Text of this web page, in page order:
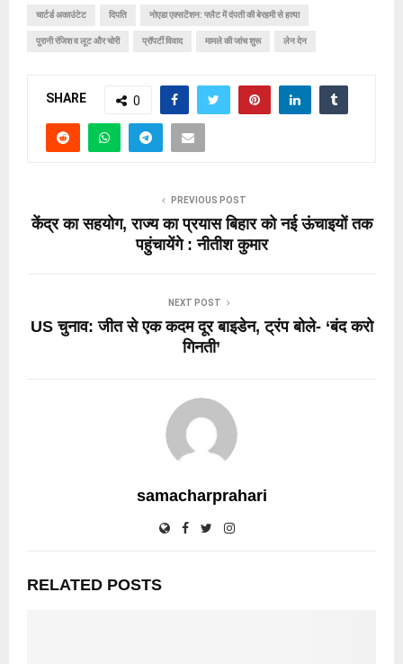
चार्टर्ड अकाउंटेट दिपति नोएडा एक्सटेंशन: फ्लैट में दंपती की बेरहमी से हत्या
पुरानी रंजिश व लूट और चोरी प्रॉपर्टी विवाद मामले की जांच शुरू लेन देन
SHARE 0
PREVIOUS POST
केंद्र का सहयोग, राज्य का प्रयास बिहार को नई ऊंचाइयों तक
पहुंचायेंगे : नीतीश कुमार
NEXT POST
US चुनाव: जीत से एक कदम दूर बाइडेन, ट्रंप बोले- ‘बंद करो
गिनती’
samacharprahari
RELATED POSTS